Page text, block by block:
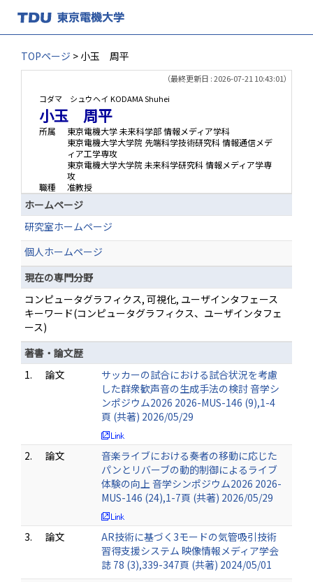
TOPページ > 小玉 周平
（最終更新日 : 2026-07-21 10:43:01）
コダマ シュウヘイ KODAMA Shuhei
小玉 周平
所属
東京電機大学 未来科学部 情報メディア学科
東京電機大学大学院 先端科学技術研究科 情報通信メデ
ィア工学専攻
東京電機大学大学院 未来科学研究科 情報メディア学専
攻
職種
准教授
ホームページ
研究室ホームページ
個人ホームページ
現在の専門分野
コンピュータグラフィクス, 可視化, ユーザインタフェース
キーワード(コンピュータグラフィクス、ユーザインタフェ
ース)
著書・論文歴
1.
論文
サッカーの試合における試合状況を考慮
した群衆歓声音の生成手法の検討 音学シ
ンポジウム2026 2026-MUS-146 (9),1-4
頁 (共著) 2026/05/29
2. 論文
音楽ライブにおける奏者の移動に応じた
パンとリバーブの動的制御によるライブ
体験の向上 音学シンポジウム2026 2026-
MUS-146 (24),1-7頁 (共著) 2026/05/29
3. 論文
AR技術に基づく3モードの気管吸引技術
習得支援システム 映像情報メディア学会
誌 78 (3),339-347頁 (共著) 2024/05/01